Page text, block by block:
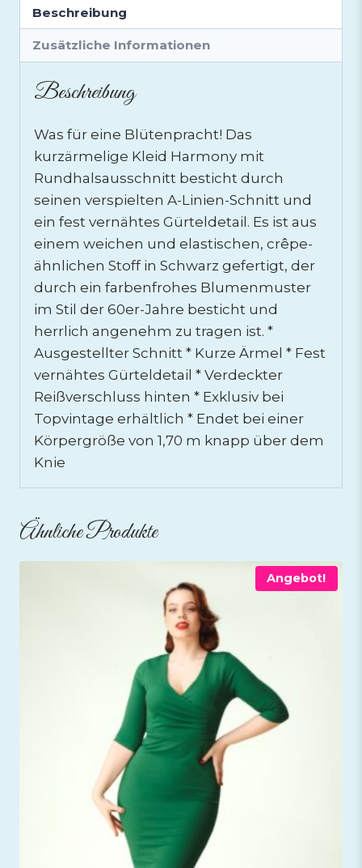
Beschreibung
Zusätzliche Informationen
Beschreibung
Was für eine Blütenpracht! Das
kurzärmelige Kleid Harmony mit
Rundhalsausschnitt besticht durch
seinen verspielten A-Linien-Schnitt und
ein fest vernähtes Gürteldetail. Es ist aus
einem weichen und elastischen, crêpe-
ähnlichen Stoff in Schwarz gefertigt, der
durch ein farbenfrohes Blumenmuster
im Stil der 60er-Jahre besticht und
herrlich angenehm zu tragen ist. *
Ausgestellter Schnitt * Kurze Ärmel * Fest
vernähtes Gürteldetail * Verdeckter
Reißverschluss hinten * Exklusiv bei
Topvintage erhältlich * Endet bei einer
Körpergröße von 1,70 m knapp über dem
Knie
Ähnliche Produkte
Angebot!